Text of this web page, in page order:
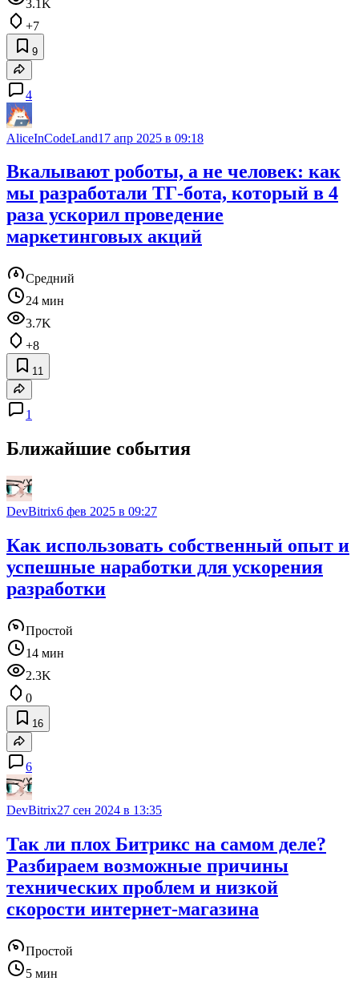
3.1K
+7
9
4
AliceInCodeLand17 апр 2025 в 09:18
Вкалывают роботы, а не человек: как
мы разработали ТГ-бота, который в 4
раза ускорил проведение
маркетинговых акций
Средний
24 мин
3.7K
+8
11
1
Ближайшие события
DevBitrix6 фев 2025 в 09:27
Как использовать собственный опыт и
успешные наработки для ускорения
разработки
Простой
14 мин
2.3K
0
16
6
DevBitrix27 сен 2024 в 13:35
Так ли плох Битрикс на самом деле?
Разбираем возможные причины
технических проблем и низкой
скорости интернет-магазина
Простой
5 мин